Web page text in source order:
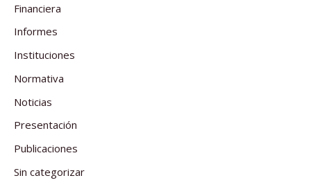
Financiera
Informes
Instituciones
Normativa
Noticias
Presentación
Publicaciones
Sin categorizar